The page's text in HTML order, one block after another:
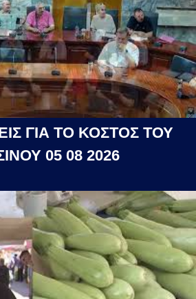
ΓΙΑ ΤΟ ΚΟΣΤΟΣ ΤΟΥ
05 08 2026